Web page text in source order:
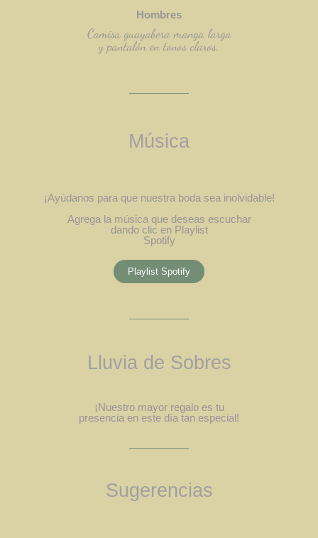
Hombres
Camisa guayabera manga larga
y pantalón en tonos claros.
Música
¡Ayúdanos para que nuestra boda sea inolvidable!
Agrega la música que deseas escuchar
dando clic en Playlist
Spotify
Playlist Spotify
Lluvia de Sobres
¡Nuestro mayor regalo es tu
presencia en este día tan especial!
Sugerencias